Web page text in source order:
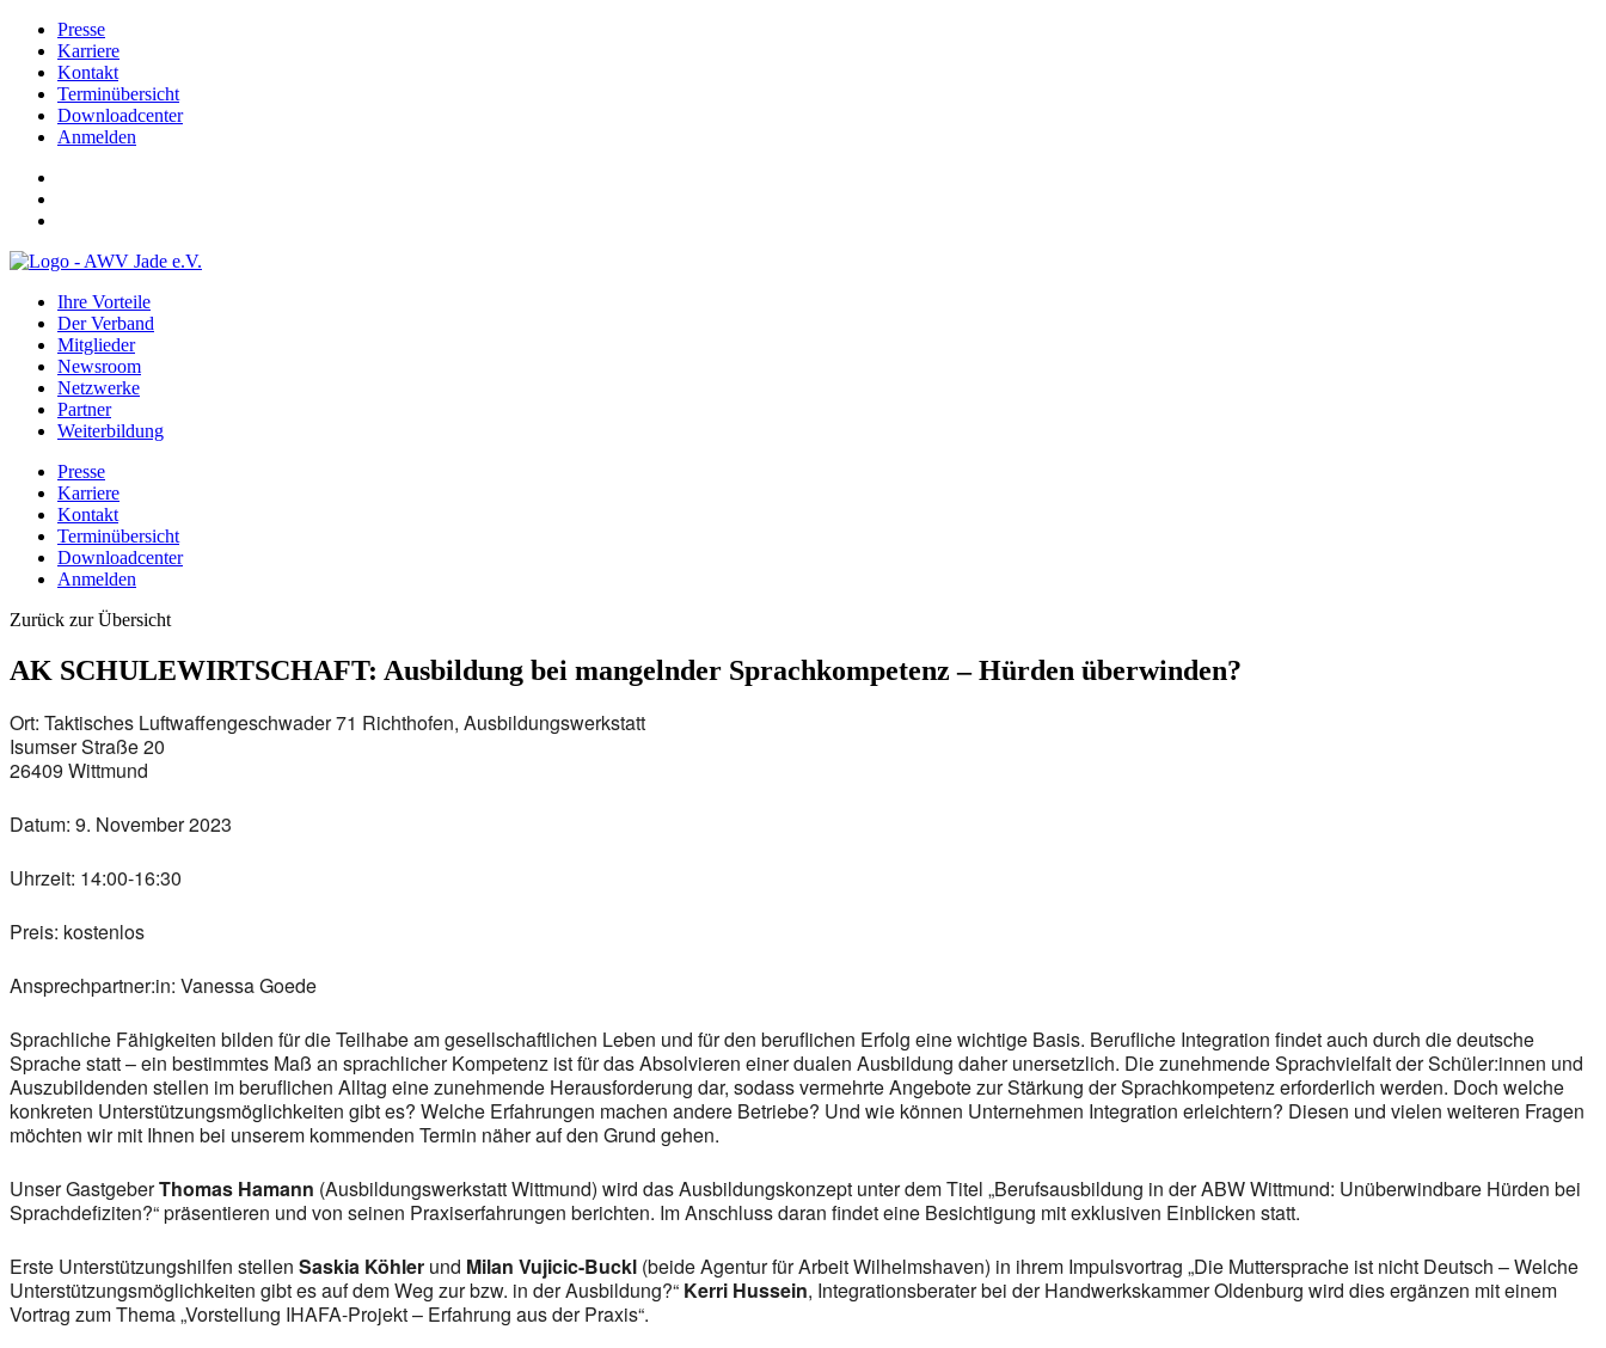
Presse
Karriere
Kontakt
Terminübersicht
Downloadcenter
Anmelden
Ihre Vorteile
Der Verband
Mitglieder
Newsroom
Netzwerke
Partner
Weiterbildung
Presse
Karriere
Kontakt
Terminübersicht
Downloadcenter
Anmelden
Zurück zur Übersicht
AK SCHULEWIRTSCHAFT: Ausbildung bei mangelnder Sprachkompetenz – Hürden überwinden?
Ort: Taktisches Luftwaffengeschwader 71 Richthofen, Ausbildungswerkstatt
Isumser Straße 20
26409 Wittmund
Datum: 9. November 2023
Uhrzeit: 14:00-16:30
Preis: kostenlos
Ansprechpartner:in: Vanessa Goede
Sprachliche Fähigkeiten bilden für die Teilhabe am gesellschaftlichen Leben und für den beruflichen Erfolg eine wichtige Basis. Berufliche Integration findet auch durch die deutsche
Sprache statt – ein bestimmtes Maß an sprachlicher Kompetenz ist für das Absolvieren einer dualen Ausbildung daher unersetzlich. Die zunehmende Sprachvielfalt der Schüler:innen und
Auszubildenden stellen im beruflichen Alltag eine zunehmende Herausforderung dar, sodass vermehrte Angebote zur Stärkung der Sprachkompetenz erforderlich werden. Doch welche
konkreten Unterstützungsmöglichkeiten gibt es? Welche Erfahrungen machen andere Betriebe? Und wie können Unternehmen Integration erleichtern? Diesen und vielen weiteren Fragen
möchten wir mit Ihnen bei unserem kommenden Termin näher auf den Grund gehen.
Unser GastgeberThomas Hamann (Ausbildungswerkstatt Wittmund) wird das Ausbildungskonzept unter dem Titel „Berufsausbildung in der ABW Wittmund: Unüberwindbare Hürden bei
Sprachdefiziten?“ präsentieren und von seinen Praxiserfahrungen berichten. Im Anschluss daran findet eine Besichtigung mit exklusiven Einblicken statt.
Erste Unterstützungshilfen stellen Saskia Köhler und Milan Vujicic-Buckl (beide Agentur für Arbeit Wilhelmshaven) in ihrem Impulsvortrag „Die Muttersprache ist nicht Deutsch – Welche
Unterstützungsmöglichkeiten gibt es auf dem Weg zur bzw. in der Ausbildung?“ Kerri Hussein, Integrationsberater bei der Handwerkskammer Oldenburg wird dies ergänzen mit einem
Vortrag zum Thema „Vorstellung IHAFA-Projekt – Erfahrung aus der Praxis“.